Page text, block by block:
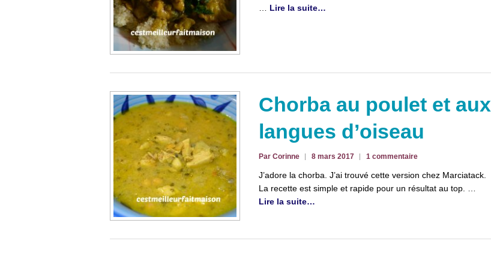
Lire la suite…
Chorba au poulet et aux
langues d’oiseau
Par Corinne 8 mars 2017 1 commentaire
J’adore la chorba. J’ai trouvé cette version chez Marciatack.
La recette est simple et rapide pour un résultat au top. …
Lire la suite…